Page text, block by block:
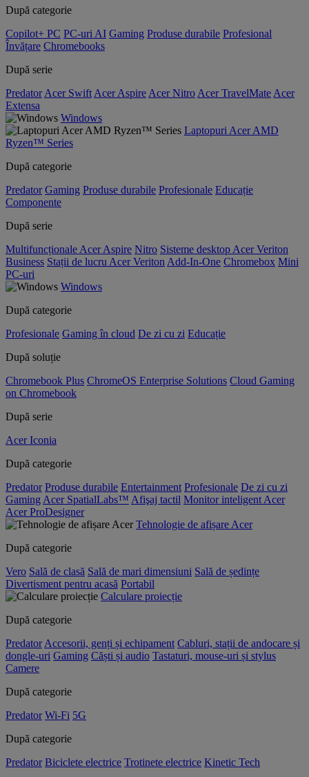
După categorie
Copilot+ PC PC-uri AI Gaming Produse durabile Profesional
Învățare Chromebooks
După serie
Predator Acer Swift Acer Aspire Acer Nitro Acer TravelMate Acer
Extensa
Windows
Laptopuri Acer AMD
Ryzen™ Series
După categorie
Predator Gaming Produse durabile Profesionale Educație
Componente
După serie
Multifuncționale Acer Aspire Nitro Sisteme desktop Acer Veriton
Business Stații de lucru Acer Veriton Add-In-One Chromebox Mini
PC-uri
Windows
După categorie
Profesionale Gaming în cloud De zi cu zi Educație
După soluție
Chromebook Plus ChromeOS Enterprise Solutions Cloud Gaming
on Chromebook
După serie
Acer Iconia
După categorie
Predator Produse durabile Entertainment Profesionale De zi cu zi
Gaming Acer SpatialLabs™ Afişaj tactil Monitor inteligent Acer
Acer ProDesigner
Tehnologie de afișare Acer
După categorie
Vero Sală de clasă Sală de mari dimensiuni Sală de ședințe
Divertisment pentru acasă Portabil
Calculare proiecție
După categorie
Predator Accesorii, genți și echipament Cabluri, stații de andocare și
dongle-uri Gaming Căști și audio Tastaturi, mouse-uri și stylus
Camere
După categorie
Predator Wi-Fi 5G
După categorie
Predator Biciclete electrice Trotinete electrice Kinetic Tech